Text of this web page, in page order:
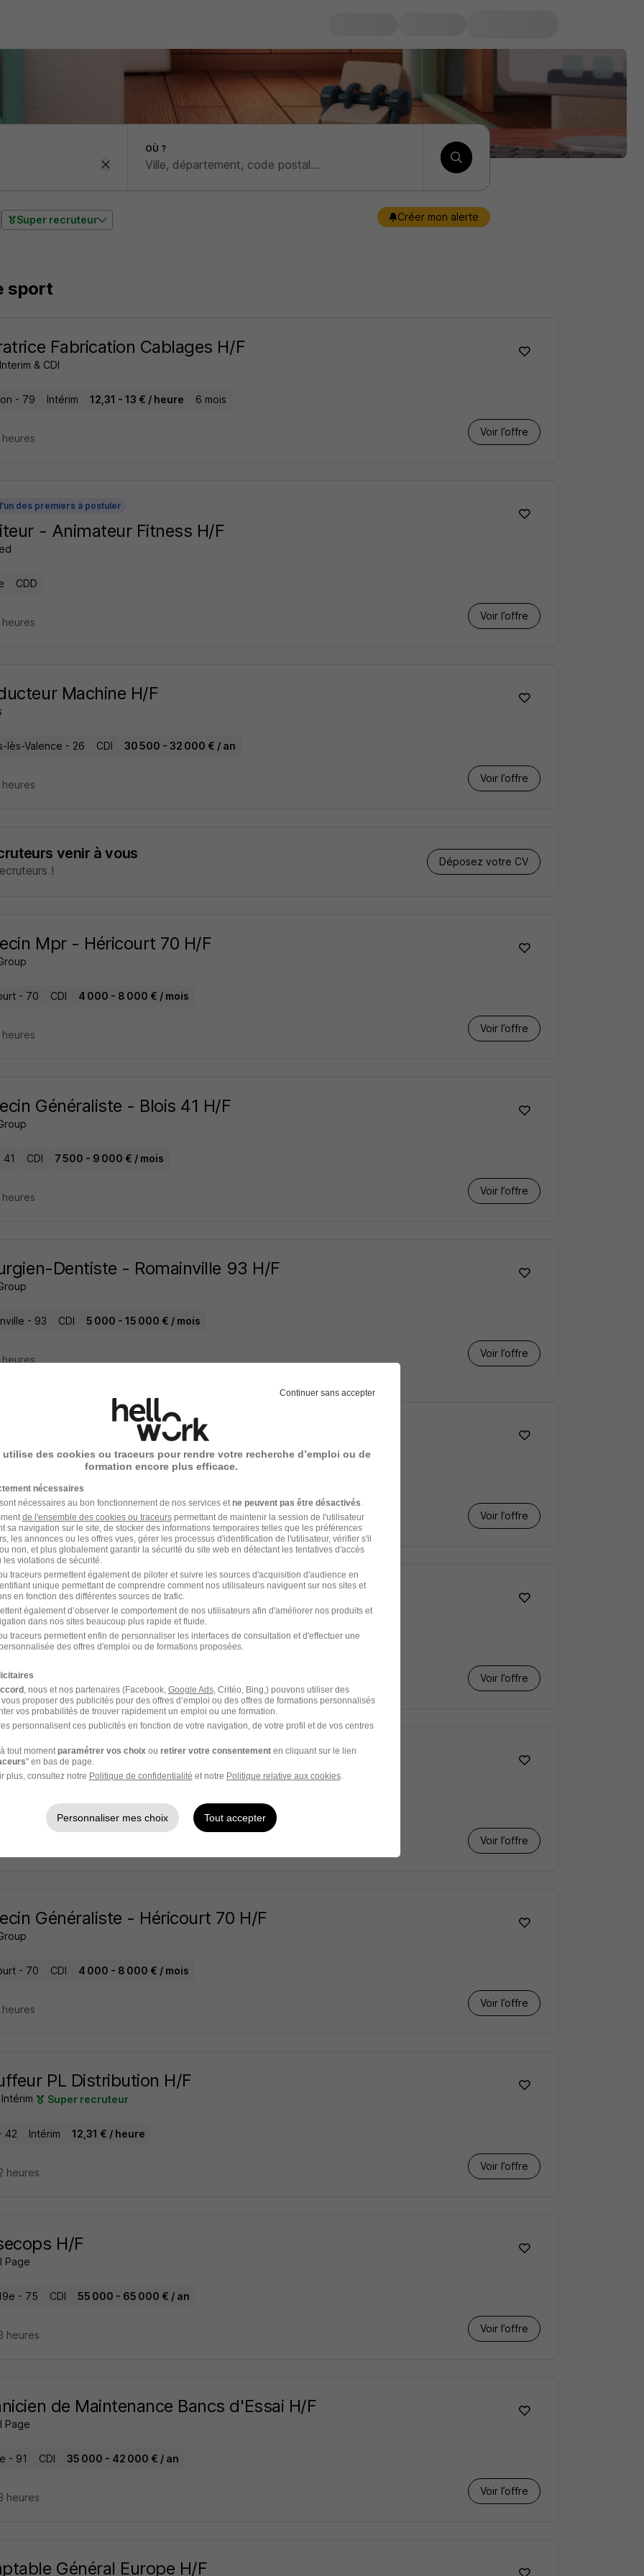
OÙ ?
Super recruteur Créer mon alerte
sport
Fabrication Cablages H/F
& CDI
- 79 Intérim 12,31 - 13 € / heure 6 mois
Voir l’offre
des premiers à postuler
- Animateur Fitness H/F
CDD
Voir l’offre
Machine H/F
lès-Valence - 26 CDI 30 500 - 32 000 € / an
Voir l’offre
venir à vous
!
Déposez votre CV
Mpr - Héricourt 70 H/F
- 70 CDI 4 000 - 8 000 € / mois
Voir l’offre
Généraliste - Blois 41 H/F
41 CDI 7 500 - 9 000 € / mois
Voir l’offre
Dentiste - Romainville 93 H/F
- 93 CDI 5 000 - 15 000 € / mois
Voir l’offre
Femme - Blois 41 H/F
CDI 3 500 - 4 500 € / mois
Voir l’offre
- Montreuil 93 H/F
- 93 Indépendant
Voir l’offre
- Toulouse 31 H/F
CDI
Voir l’offre
Généraliste - Héricourt 70 H/F
- 70 CDI 4 000 - 8 000 € / mois
Voir l’offre
PL Distribution H/F
Super recruteur
42 Intérim 12,31 € / heure
Voir l’offre
heures
H/F
Page
- 75 CDI 55 000 - 65 000 € / an
Voir l’offre
heures
de Maintenance Bancs d'Essai H/F
Page
- 91 CDI 35 000 - 42 000 € / an
Voir l’offre
heures
Général Europe H/F
Continuer sans accepter
utilise des cookies ou traceurs pour rendre votre recherche d’emploi ou de
formation encore plus efficace.
nécessaires
nécessaires au bon fonctionnement de nos services et ne peuvent pas être désactivés
de l'ensemble des cookies ou traceurspermettant de maintenir la session de l'utilisateur
sa navigation sur le site, de stocker des informations temporaires telles que les préférences
les annonces ou les offres vues, gérer les processus d'identification de l'utilisateur, vérifier s'il
non, et plus globalement garantir la sécurité du site web en détectant les tentatives d'accès
violations de sécurité.
traceurs permettent également de piloter et suivre les sources d'acquisition d'audience en
unique permettant de comprendre comment nos utilisateurs naviguent sur nos sites et
en fonction des différentes sources de trafic.
également d’observer le comportement de nos utilisateurs afin d'améliorer nos produits et
dans nos sites beaucoup plus rapide et fluide.
traceurs permettent enfin de personnaliser les interfaces de consultation et d'effectuer une
des offres d'emploi ou de formations proposées.
, nous et nos partenaires (Facebook, Google Ads, Critéo, Bing,) pouvons utiliser des
proposer des publicités pour des offres d’emploi ou des offres de formations personnalisés
vos probabilités de trouver rapidement un emploi ou une formation.
personnalisent ces publicités en fonction de votre navigation, de votre profil et de vos centres
tout moment paramétrer vos choix ou retirer votre consentementen cliquant sur le lien
" en bas de page.
plus, consultez notre Politique de confidentialité et notre Politique relative aux cookies.
Personnaliser mes choix Tout accepter